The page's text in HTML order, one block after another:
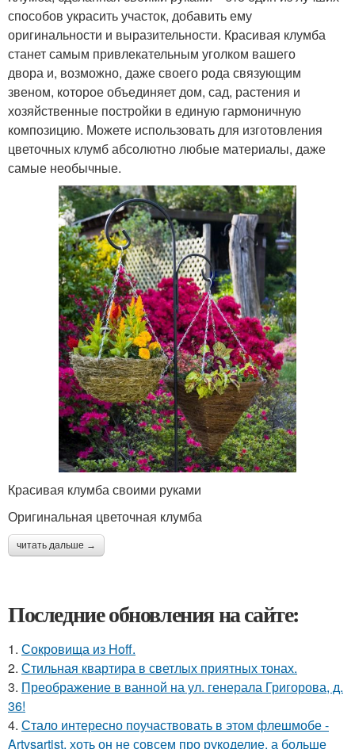
способов украсить участок, добавить ему
оригинальности и выразительности. Красивая клумба
станет самым привлекательным уголком вашего
двора и, возможно, даже своего рода связующим
звеном, которое объединяет дом, сад, растения и
хозяйственные постройки в единую гармоничную
композицию. Можете использовать для изготовления
цветочных клумб абсолютно любые материалы, даже
самые необычные.
Красивая клумба своими руками
Оригинальная цветочная клумба
читать дальше →
Последние обновления на сайте:
1. Сокровища из Hoff.
2. Стильная квартира в светлых приятных тонах.
3. Преображение в ванной на ул. генерала Григорова, д.
36!
4. Стало интересно поучаствовать в этом флешмобе -
Artvsartist, хоть он не совсем про рукоделие, а больше